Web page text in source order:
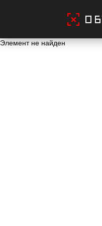
Главная
Элемент не найден